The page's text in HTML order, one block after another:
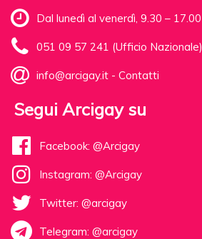
Dal lunedì al venerdì, 9.30 – 17.00
051 09 57 241 (Ufficio Nazionale)
info@arcigay.it - Contatti
Segui Arcigay su
Facebook: @Arcigay
Instagram: @Arcigay
Twitter: @arcigay
Telegram: @arcigay